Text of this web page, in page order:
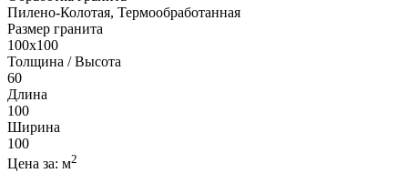
Пилено-Колотая, Термообработанная
Размер гранита
100х100
Толщина / Высота
60
Длина
100
Ширина
100
Цена за: м2